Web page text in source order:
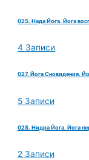
025. Нада Йога. Йога
4 Записи
027. Йога Сновидения.
5 Записи
028. Нидра Йога. Йога
2 Записи